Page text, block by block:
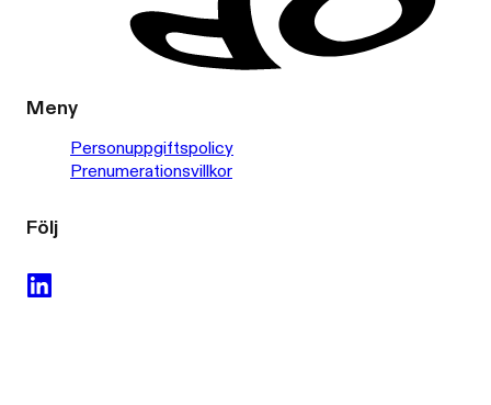
Meny
Personuppgiftspolicy
Prenumerationsvillkor
Följ